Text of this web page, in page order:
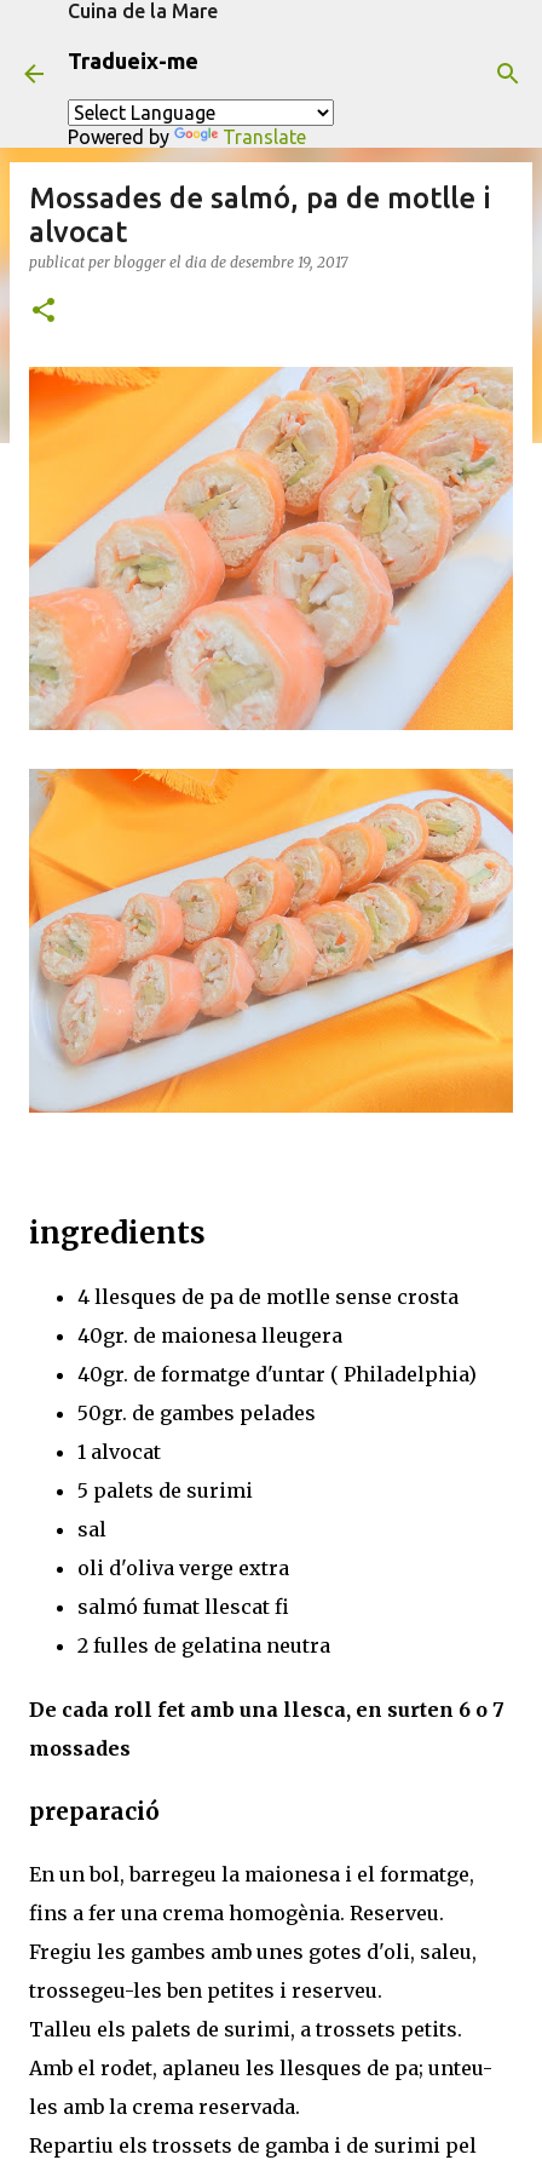
Cuina de la Mare
Tradueix-me
Powered by Translate
Mossades de salmó, pa de motlle i
alvocat
publicat per blogger el dia de desembre 19, 2017
ingredients
4 llesques de pa de motlle sense crosta
40gr. de maionesa lleugera
40gr. de formatge d'untar ( Philadelphia)
50gr. de gambes pelades
1 alvocat
5 palets de surimi
sal
oli d'oliva verge extra
salmó fumat llescat fi
2 fulles de gelatina neutra
De cada roll fet amb una llesca, en surten 6 o 7
mossades
preparació
En un bol, barregeu la maionesa i el formatge,
fins a fer una crema homogènia. Reserveu.
Fregiu les gambes amb unes gotes d'oli, saleu,
trossegeu-les ben petites i reserveu.
Talleu els palets de surimi, a trossets petits.
Amb el rodet, aplaneu les llesques de pa; unteu-
les amb la crema reservada.
Repartiu els trossets de gamba i de surimi pel